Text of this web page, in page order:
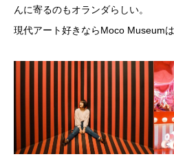
んに寄るのもオランダらしい。
現代アート好きならMoco Museumは